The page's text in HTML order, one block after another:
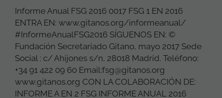
Informe Anual FSG 2016 0017 FSG 1 EN 2016
ENTRA EN: www.gitanos.org/informeanual/
#InformeAnualFSG2016 SÍGUENOS EN: ©
Fundación Secretariado Gitano, mayo 2017 Sede
Social : c/ Ahijones s/n, 28018 Madrid. Teléfono:
+34 91 422 09 60 Email:fsg@gitanos.org
www.gitanos.org CON LA COLABORACIÓN DE:
INFORME A EN 2 FSG INFORME ANUAL 2016